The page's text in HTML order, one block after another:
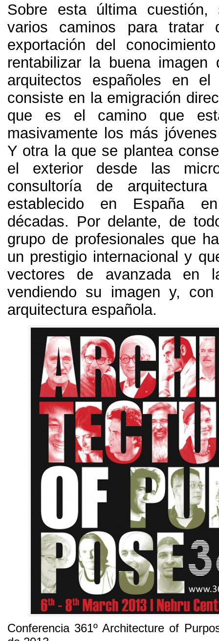
Sobre esta última cuestión,
varios caminos para tratar
exportación del
rentabilizar la buena imagen
arquitectos españoles en el
consiste en la emigración
que es el camino que
masivamente los más
Y otra la que se plantea
el exterior desde las
consultoría de
establecido en España
décadas. Por delante, de
grupo de profesionales que
un prestigio internacional y
vectores de avanzada en
vendiendo su imagen y,
arquitectura española.
Conferencia 361º Architecture of